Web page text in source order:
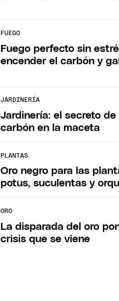
FUEGO
Fuego perfecto sin
encender el carbón y
JARDINERÍA
Jardinería: el secreto
carbón en la maceta
PLANTAS
Oro negro para las
potus, suculentas y
ORO
La disparada del oro
crisis que se viene